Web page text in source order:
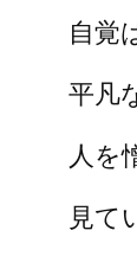
自覚
平凡
人を
見て